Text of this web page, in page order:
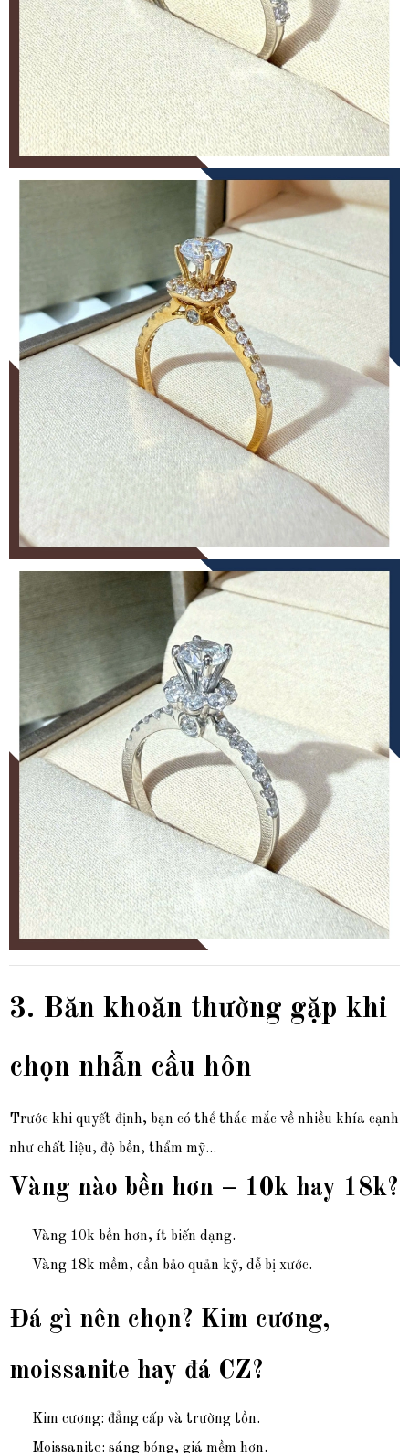
3. Băn khoăn thường gặp khi
chọn nhẫn cầu hôn
Trước khi quyết định, bạn có thể thắc mắc về nhiều khía cạnh
như chất liệu, độ bền, thẩm mỹ...
Vàng nào bền hơn – 10k hay 18k?
Vàng 10k bền hơn, ít biến dạng.
Vàng 18k mềm, cần bảo quản kỹ, dễ bị xước.
Đá gì nên chọn? Kim cương,
moissanite hay đá CZ?
Kim cương: đẳng cấp và trường tồn.
Moissanite: sáng bóng, giá mềm hơn.